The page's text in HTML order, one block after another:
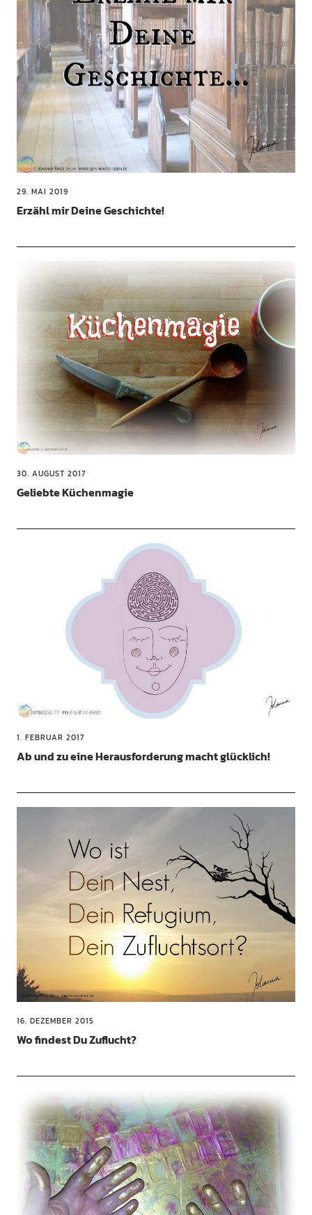
29. MAI 2019
Erzähl mir Deine Geschichte!
30. AUGUST 2017
Geliebte Küchenmagie
1. FEBRUAR 2017
Ab und zu eine Herausforderung macht glücklich!
16. DEZEMBER 2015
Wo findest Du Zuflucht?